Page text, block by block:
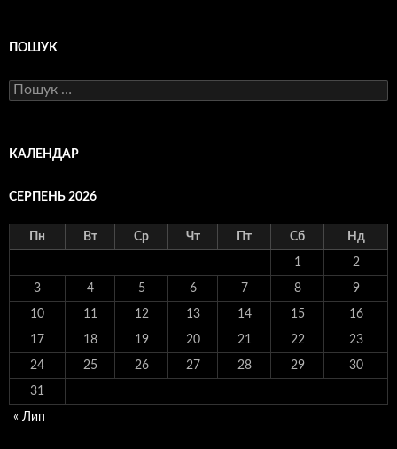
ПОШУК
Пошук:
КАЛЕНДАР
СЕРПЕНЬ 2026
Пн Вт Ср Чт Пт Сб Нд
1 2
3 4 5 6 7 8 9
10 11 12 13 14 15 16
17 18 19 20 21 22 23
24 25 26 27 28 29 30
31
« Лип